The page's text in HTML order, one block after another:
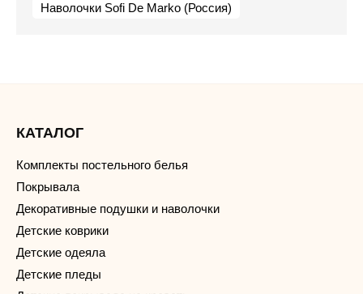
Наволочки Sofi De Marko (Россия)
КАТАЛОГ
Комплекты постельного белья
Покрывала
Декоративные подушки и наволочки
Детские коврики
Детские одеяла
Детские пледы